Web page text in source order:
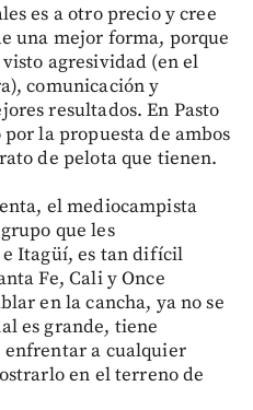
es a otro precio y cree
una mejor forma, porque
agresividad (en el
comunicación y
resultados. En Pasto
la propuesta de ambos
de pelota que tienen.
el mediocampista
que les
Itagüí, es tan difícil
Fe, Cali y Once
en la cancha, ya no se
es grande, tiene
a cualquier
en el terreno de